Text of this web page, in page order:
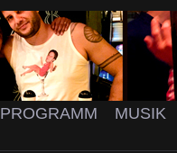
PROGRAMM MUSIK